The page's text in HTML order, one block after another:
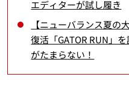
エディターが試し履き
【ニューバランス夏の
復活「GATOR RUN」
がたまらない！